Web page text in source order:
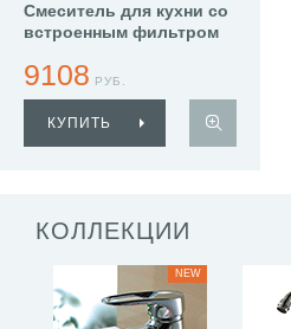
Смеситель для кухни со
встроенным фильтром
воду Haiba HB4321
9108 РУБ.
КУПИТЬ
КОЛЛЕКЦИИ
NEW